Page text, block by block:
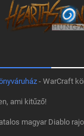
- WarCraft
ami kitűző!
magyar Diablo